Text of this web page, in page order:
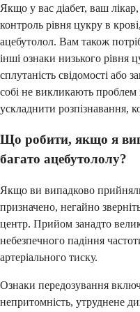
Якщо у вас діабет, ваш
контроль рівня цукру в
ацебутолол. Вам також
інші ознаки низького рівня
сплутаність свідомості або
собі не викликають проблем
ускладнити розпізнавання,
Що робити, якщо я
багато ацебутололу?
Якщо ви випадково
призначено, негайно
центр. Прийом занадто
небезпечного падіння
артеріального тиску.
Ознаки передозування
непритомність, утруднене